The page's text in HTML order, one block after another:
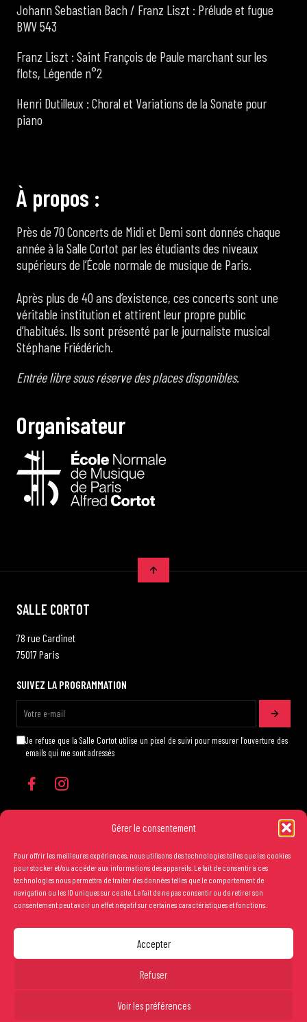
Gérer le consentement
Pour offrir les meilleures expériences, nous utilisons des technologies telles que les cookies
pour stocker et/ou accéder aux informations des appareils. Le fait de consentir à ces
technologies nous permettra de traiter des données telles que le comportement de
navigation ou les ID uniques sur ce site. Le fait de ne pas consentir ou de retirer son
consentement peut avoir un effet négatif sur certaines caractéristiques et fonctions.
Accepter
Refuser
Voir les préférences
Johann Sebastian Bach / Franz Liszt : Prélude et fugue
BWV 543
Franz Liszt : Saint François de Paule marchant sur les
flots, Légende n°2
Henri Dutilleux : Choral et Variations de la Sonate pour
piano
À propos :
Près de 70 Concerts de Midi et Demi sont donnés chaque
année à la Salle Cortot par les étudiants des niveaux
supérieurs de l’École normale de musique de Paris.
Après plus de 40 ans d’existence, ces concerts sont une
véritable institution et attirent leur propre public
d’habitués. Ils sont présenté par le journaliste musical
Stéphane Friédérich.
Entrée libre sous réserve des places disponibles.
Organisateur
SALLE CORTOT
78 rue Cardinet
75017 Paris
SUIVEZ LA PROGRAMMATION
Je refuse que la Salle Cortot utilise un pixel de suivi pour mesurer l'ouverture des
emails qui me sont adressés
Les conditions générales de vente
Mentions légales
Crédits
Copyright Salle Cortot © 2025 - Création studio